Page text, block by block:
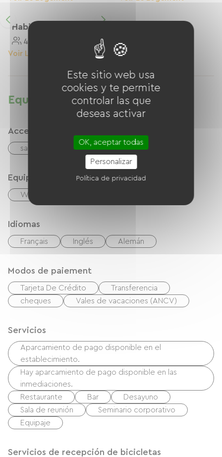
Habitación 4 Camas
4 Personnes
Voir Le Logement
Equipamientos
Accesibilidad
sala PMR
Equipos
Wifi gratuito
Idiomas
Français Inglés Alemán
Modos de paiement
Tarjeta De Crédito
Transferencia
cheques
Vales de vacaciones (ANCV)
Servicios
Aparcamiento de pago disponible en el
establecimiento.
Hay aparcamiento de pago disponible en las
inmediaciones.
Restaurante
Bar
Desayuno
Sala de reunión
Seminario corporativo
Equipaje
Servicios de recepción de bicicletas
Este sitio web usa
cookies y te permite
controlar las que
deseas activar
OK, aceptar todas
Personalizar
Política de privacidad